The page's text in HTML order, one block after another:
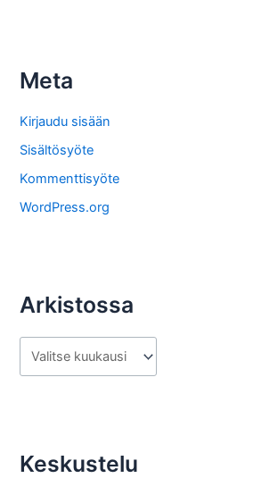
s
o
s
t
a
Meta
Kirjaudu sisään
Sisältösyöte
Kommenttisyöte
WordPress.org
Arkistossa
r
sKeskustelu